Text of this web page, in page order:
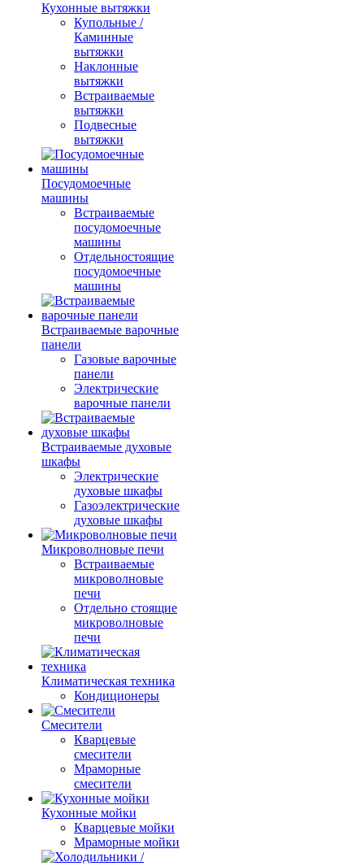
Кухонные вытяжки
Купольные /
Каминные
вытяжки
Наклонные
вытяжки
Встраиваемые
вытяжки
Подвесные
вытяжки
Посудомоечные
машины
Встраиваемые
посудомоечные
машины
Отдельностоящие
посудомоечные
машины
Встраиваемые варочные
панели
Газовые варочные
панели
Электрические
варочные панели
Встраиваемые духовые
шкафы
Электрические
духовые шкафы
Газоэлектрические
духовые шкафы
Микроволновые печи
Встраиваемые
микроволновые
печи
Отдельно стоящие
микроволновые
печи
Климатическая техника
Кондиционеры
Смесители
Кварцевые
смесители
Мраморные
смесители
Кухонные мойки
Кварцевые мойки
Мраморные мойки